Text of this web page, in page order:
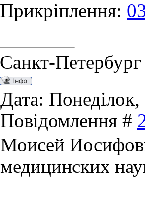
Прикріплення:
Санкт-Петербург
Дата:
Повідомлення #
Моисей
медицинских